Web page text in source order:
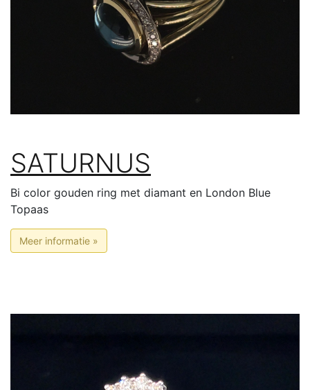
SATURNUS
Bi color gouden ring met diamant en London Blue
Topaas
Meer informatie »